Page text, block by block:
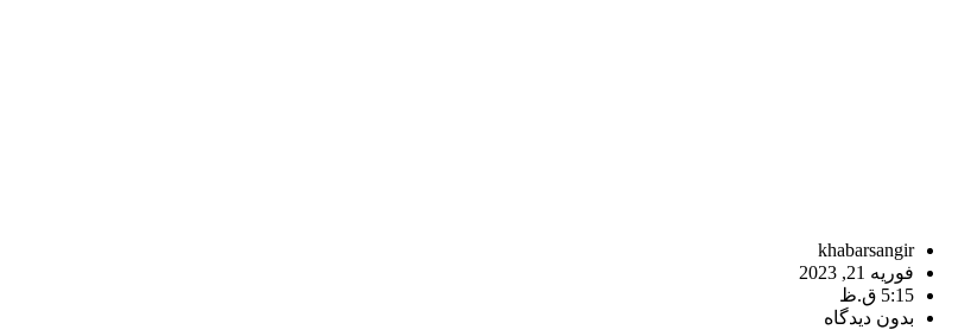
khabarsangir
فوریه 21, 2023
5:15 ق.ظ
بدون دیدگاه